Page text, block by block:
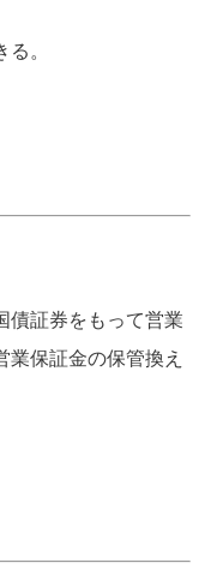
。
債証券をもって営業
保証金の保管換え